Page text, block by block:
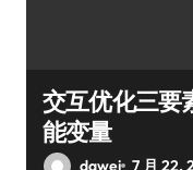
交互优化三要
能变量
dawei 7 月 22,